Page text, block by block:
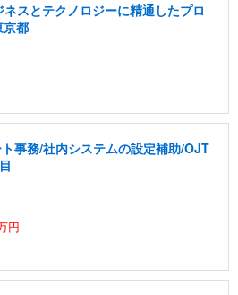
スとテクノロジーに精通したプロ
京都
ト事務/社内システムの設定補助/OJT
円